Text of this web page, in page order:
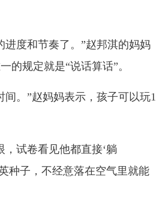
度和节奏了。”赵邦淇的妈妈
的规定就是“说话算话”。
。”赵妈妈表示，孩子可以玩1
试卷看见他都直接‘躺
种子，不经意落在空气里就能